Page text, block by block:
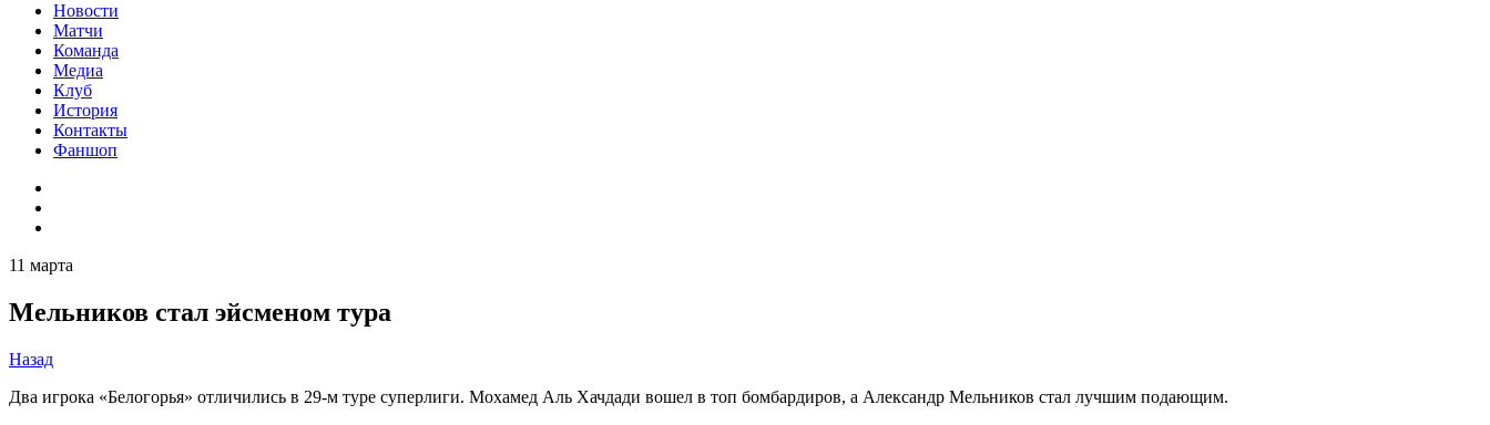
Новости
Матчи
Команда
Медиа
Клуб
История
Контакты
Фаншоп
11 марта
Мельников стал эйсменом тура
Назад
Два игрока «Белогорья» отличились в 29-м туре суперлиги. Мохамед Аль Хачдади вошел в топ бомбардиров, а Александр Мельников стал лучшим подающим.